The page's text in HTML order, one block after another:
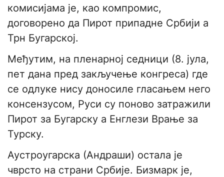
комисијама је, као компромис,
договорено да Пирот припадне Србији а
Трн Бугарској.
Међутим, на пленарној седници (8. јула,
пет дана пред закључење конгреса) где
се одлуке нису доносиле гласањем него
консензусом, Руси су поново затражили
Пирот за Бугарску а Енглези Врање за
Турску.
Аустроугарска (Андраши) остала је
чврсто на страни Србије. Бизмарк је,